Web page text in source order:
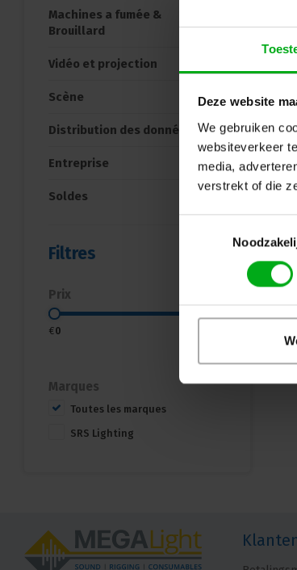
Deze website
We gebruiken
websiteverkeer
media,
verstrekt of die
Machines a fumée &
Brouillard
Vidéo et projection
Scène
Distribution des données
Entreprise
Soldes
Filtres
Prix
€0
Marques
Toutes les marques
SRS Lighting